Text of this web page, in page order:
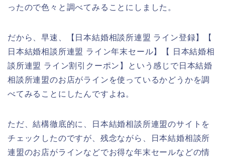
ったので色々と調べてみることにしました。
だから、早速、【日本結婚相談所連盟 ライン登録】【
日本結婚相談所連盟 ライン年末セール】【 日本結婚相
談所連盟 ライン割引クーポン】という感じで日本結婚
相談所連盟のお店がラインを使っているかどうかを調
べてみることにしたんですよね。
ただ、結構徹底的に、日本結婚相談所連盟のサイトを
チェックしたのですが、残念ながら、日本結婚相談所
連盟のお店がラインなどでお得な年末セールなどの情